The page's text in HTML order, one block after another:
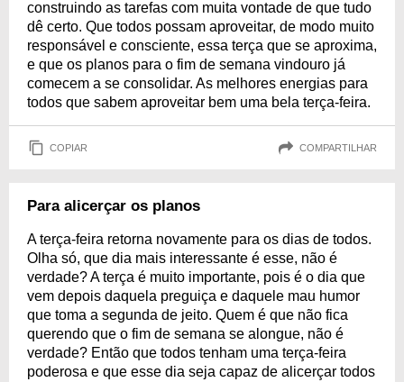
construindo as tarefas com muita vontade de que tudo
dê certo. Que todos possam aproveitar, de modo muito
responsável e consciente, essa terça que se aproxima,
e que os planos para o fim de semana vindouro já
comecem a se consolidar. As melhores energias para
todos que sabem aproveitar bem uma bela terça-feira.
COPIAR COMPARTILHAR
Para alicerçar os planos
A terça-feira retorna novamente para os dias de todos.
Olha só, que dia mais interessante é esse, não é
verdade? A terça é muito importante, pois é o dia que
vem depois daquela preguiça e daquele mau humor
que toma a segunda de jeito. Quem é que não fica
querendo que o fim de semana se alongue, não é
verdade? Então que todos tenham uma terça-feira
poderosa e que esse dia seja capaz de alicerçar todos